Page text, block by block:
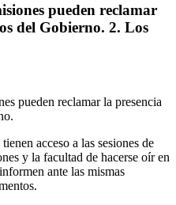
pueden reclamar
del Gobierno. 2. Los
pueden reclamar la presencia
acceso a las sesiones de
y la facultad de hacerse oír en
ante las mismas